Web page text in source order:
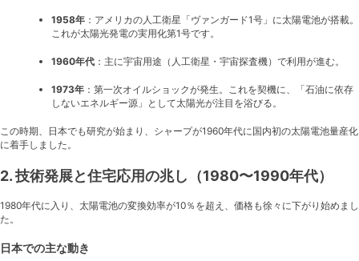
1958年：アメリカの人工衛星「ヴァンガード1号」に太陽電池が搭載。
これが太陽光発電の実用化第1号です。
1960年代：主に宇宙用途（人工衛星・宇宙探査機）で利用が進む。
1973年：第一次オイルショックが発生。これを契機に、「石油に依存
しないエネルギー源」として太陽光が注目を浴びる。
この時期、日本でも研究が始まり、シャープが1960年代に国内初の太陽電池量産化
に着手しました。
2. 技術発展と住宅応用の兆し（1980〜1990年代）
1980年代に入り、太陽電池の変換効率が10％を超え、価格も徐々に下がり始めまし
た。
日本での主な動き